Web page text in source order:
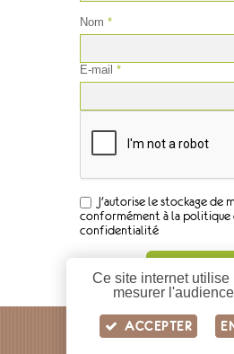
Nom *
E-mail *
J'autorise le stockage de
conformément à la politique
confidentialité
Ce site internet
mesurer
ACCEPTER